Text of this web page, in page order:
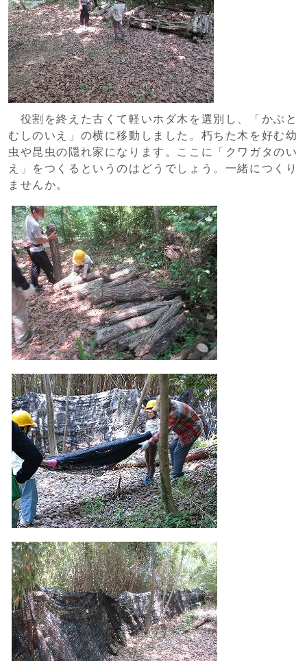
役割を終えた古くて軽いホダ木を選別し、「かぶと
むしのいえ」の横に移動しました。朽ちた木を好む幼
虫や昆虫の隠れ家になります。ここに「クワガタのい
え」をつくるというのはどうでしょう。一緒につくり
ませんか。